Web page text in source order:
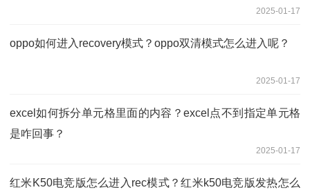
2025-01-17
oppo如何进入recovery模式？oppo双清模式怎么进入呢？
2025-01-17
excel如何拆分单元格里面的内容？excel点不到指定单元格
是咋回事？
2025-01-17
红米K50电竞版怎么进入rec模式？红米k50电竞版发热怎么